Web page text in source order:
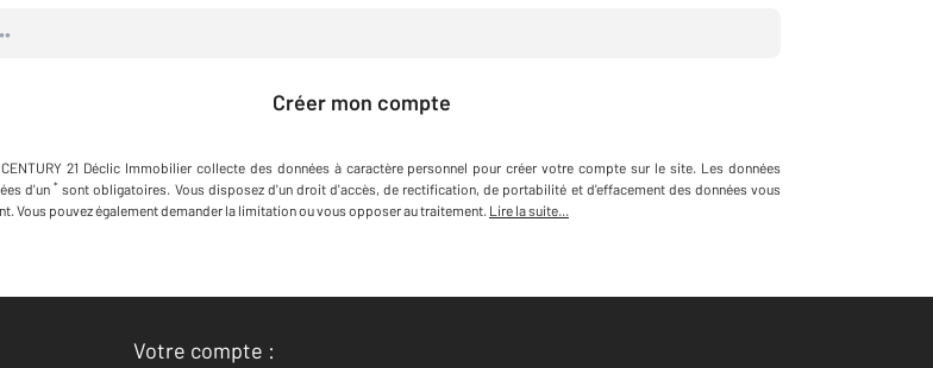
Créer mon compte
CENTURY 21 Déclic Immobilier collecte des données à caractère personnel pour créer votre compte sur le site. Les données
d'un * sont obligatoires. Vous disposez d'un droit d'accès, de rectification, de portabilité et d'effacement des données vous
Vous pouvez également demander la limitation ou vous opposer au traitement. Lire la suite...
Votre compte :